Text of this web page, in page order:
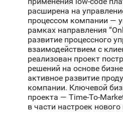
расширена на
процессом компании —
рамках направления
развитие процессного
взаимодействием с
реализован проект
решений на основе
активное развитие
компании. Ключевой
проекта — Time-To-
в части настроек нового